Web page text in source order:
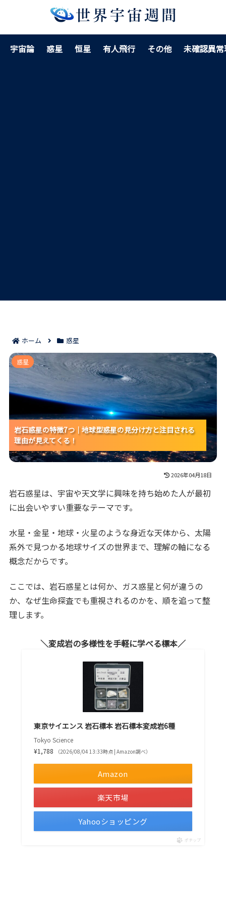
宇宙論 惑星 恒星 有人飛行 その他 未確認異
ホーム 惑星
岩石惑星の特徴7つ｜地球型惑星の見分け方と注目され
る理由が見えてくる！
岩石惑星の特徴7つ｜地球型惑星の見分け方と注目される
理由が見えてくる！
岩石惑星の特徴7つ｜地球型惑星の見分け方と注目される
理由が見えてくる！
岩石惑星の特徴7つ｜地球型惑星の見分け方と注目される
理由が見えてくる！
惑星
2026年04月18日
岩石惑星は、宇宙や天文学に興味を持ち始めた人が最初
に出会いやすい重要なテーマです。
水星・金星・地球・火星のような身近な天体から、太陽
系外で見つかる地球サイズの世界まで、理解の軸になる
概念だからです。
ここでは、岩石惑星とは何か、ガス惑星と何が違うの
か、なぜ生命探査でも重視されるのかを、順を追って整
理します。
変成岩の多様性を手軽に学べる標本
東京サイエンス 岩石標本 岩石標本変成岩6種
Tokyo Science
¥1,788
（2026/08/04 13:33時点 | Amazon調べ）
Amazon
楽天市場
Yahooショッピング
ポチップ